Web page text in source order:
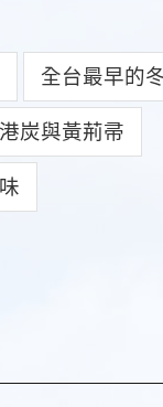
全台最早的
炭與黃荊帚